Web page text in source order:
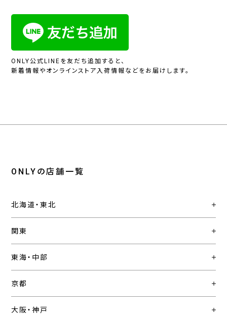
ONLY公式LINEを友だち追加すると、
新着情報やオンラインストア入荷情報などをお届けします。
ONLYの店舗一覧
北海道・東北
関東
東海・中部
京都
大阪・神戸